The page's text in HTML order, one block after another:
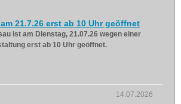
21.7.26 erst ab 10 Uhr geöffnet
ist am Dienstag, 21.07.26 wegen einer
erst ab 10 Uhr geöffnet.
14.07.2026